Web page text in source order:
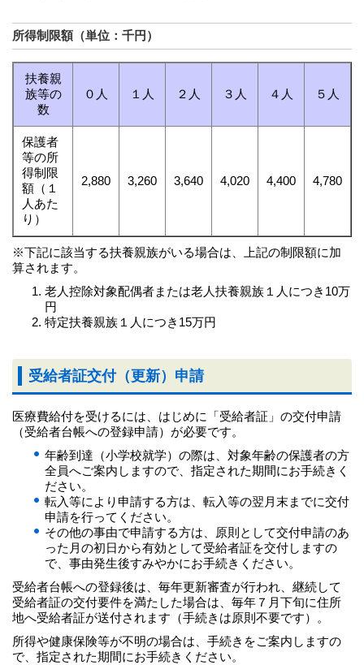
所得制限額（単位：千円）
扶養親
族等の
数
０人 １人 ２人 ３人 ４人 ５人
保護者
等の所
得制限
額（１
人あた
り）
2,880 3,260 3,640 4,020 4,400 4,780
※下記に該当する扶養親族がいる場合は、上記の制限額に加
算されます。
老人控除対象配偶者または老人扶養親族１人につき10万
円
特定扶養親族１人につき15万円
受給者証交付（更新）申請
医療費給付を受けるには、はじめに「受給者証」の交付申請
（受給者台帳への登録申請）が必要です。
年齢到達（小学校就学）の際は、対象年齢の保護者の方
全員へご案内しますので、指定された期間にお手続きく
ださい。
転入等により申請する方は、転入等の翌月末までに交付
申請を行ってください。
その他の事由で申請する方は、原則として交付申請のあ
った月の初日から有効として受給者証を交付しますの
で、事由発生後すみやかにお手続きください。
受給者台帳への登録後は、毎年更新審査が行われ、継続して
受給者証の交付要件を満たした場合は、毎年７月下旬に住所
地へ受給者証が送付されます（手続きは原則不要です）。
所得や健康保険等が不明の場合は、手続きをご案内しますの
で、指定された期間にお手続きください。